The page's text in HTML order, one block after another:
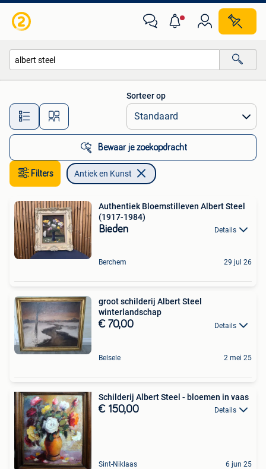
Alle afstanden…
Sorteer op
Bewaar je zoekopdracht
Filters Antiek en Kunst
Authentiek Bloemstilleven Albert Steel
(1917-1984)
Bieden Details
Berchem 29 jul 26
groot schilderij Albert Steel
winterlandschap
€ 70,00 Details
Belsele 2 mei 25
Schilderij Albert Steel - bloemen in vaas
€ 150,00 Details
Sint-Niklaas 6 jun 25